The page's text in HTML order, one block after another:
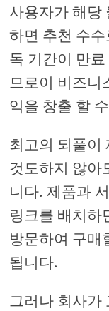
사용자가 해당
하면 추천 수
독 기간이 만
므로이 비즈니
익을 창출 할
최고의 되풀이
것도하지 않아
니다. 제품과
링크를 배치하
방문하여 구매
됩니다.
그러나 회사가